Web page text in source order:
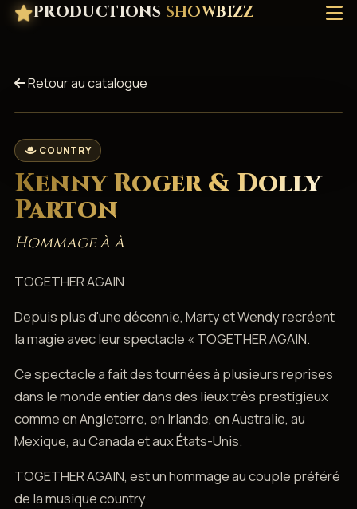
PRODUCTIONS SHOWBIZZ
Retour au catalogue
COUNTRY
Kenny Roger & Dolly
Parton
Hommage à à
TOGETHER AGAIN
Depuis plus d'une décennie, Marty et Wendy recréent
la magie avec leur spectacle « TOGETHER AGAIN.
Ce spectacle a fait des tournées à plusieurs reprises
dans le monde entier dans des lieux très prestigieux
comme en Angleterre, en Irlande, en Australie, au
Mexique, au Canada et aux États-Unis.
TOGETHER AGAIN, est un hommage au couple préféré
de la musique country.